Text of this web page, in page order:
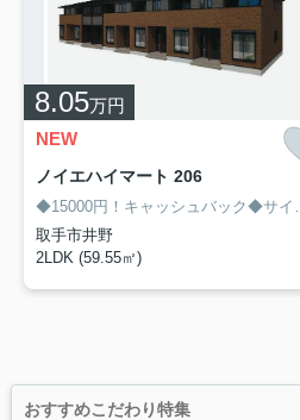
8.05万円
NEW
ノイエハイマート 206
取手市井野
2LDK (59.55㎡)
おすすめこだわり特集